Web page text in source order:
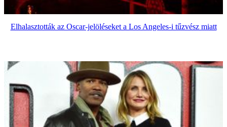
Elhalasztották az Oscar-jelöléseket a Los Angeles-i tűzvész miatt